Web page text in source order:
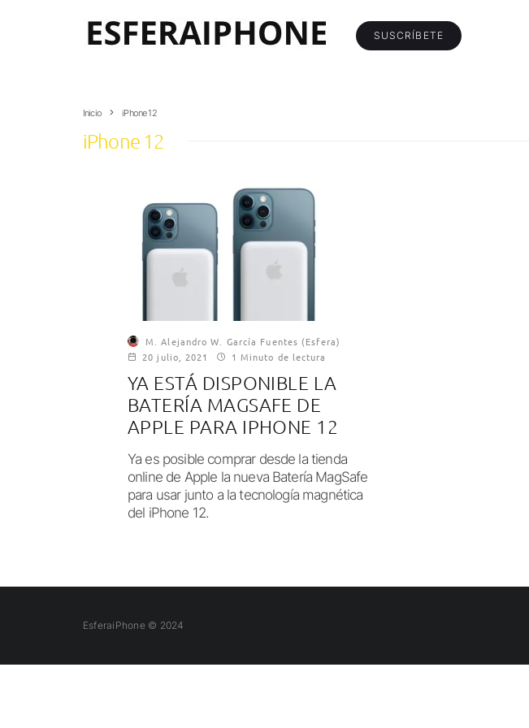
SUSCRÍBETE
Inicio iPhone 12
iPhone 12
M. Alejandro W. García Fuentes (Esfera)
20 julio, 2021
1 Minuto de lectura
YA ESTÁ DISPONIBLE LA
BATERÍA MAGSAFE DE
APPLE PARA IPHONE 12
Ya es posible comprar desde la tienda
online de Apple la nueva Batería MagSafe
para usar junto a la tecnología magnética
del iPhone 12.
EsferaiPhone © 2024